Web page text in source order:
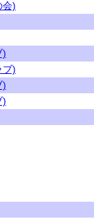
会)
)
ブ)
)
)